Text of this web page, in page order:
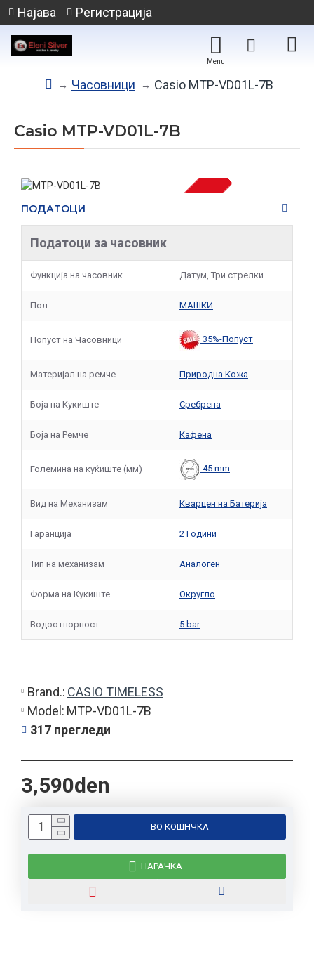
Најава Регистрација
Часовници Casio MTP-VD01L-7B
Casio MTP-VD01L-7B
НЕМА НА ЗАЛИХА
ПОДАТОЦИ
Податоци за часовник
Функција на часовник Датум, Три стрелки
Пол МАШКИ
Попуст на Часовници 35%-Попуст
Материјал на ремче Природна Кожа
Боја на Кукиште Сребрена
Боја на Ремче Кафенa
Големина на куќиште (мм) 45 mm
Вид на Механизам Кварцен на Батерија
Гаранција 2 Години
Тип на механизам Аналоген
Форма на Кукиште Округло
Водоотпорност 5 bar
3,590den
Brand.: CASIO TIMELESS
Model: MTP-VD01L-7B
317 прегледи
ВО КОШНЧКА
НАРАЧКА